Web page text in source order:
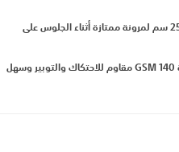
حشوة الجوانب: إسفنج كثافة 36 بارتفاع 25 سم لمرونة ممتازة أثناء الجلوس على
قماش الجوانب: قماش مطرز عالي الجودة 140 GSM مقاوم للاحتكاك والتوبير وسهل